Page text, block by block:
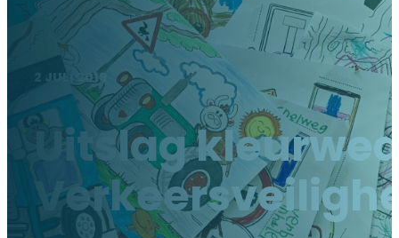
2 JULI 2019
Uitslag